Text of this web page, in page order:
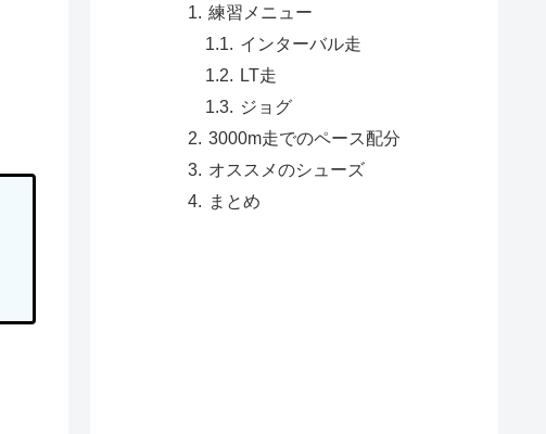
練習メニュー
インターバル走
LT走
ジョグ
3000m走でのペース配分
オススメのシューズ
まとめ